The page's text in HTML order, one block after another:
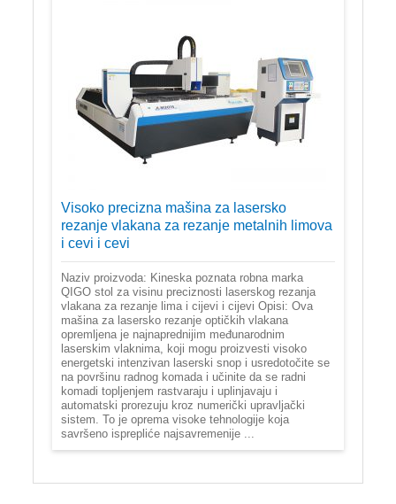
Visoko precizna mašina za lasersko
rezanje vlakana za rezanje metalnih limova
i cevi i cevi
Naziv proizvoda: Kineska poznata robna marka
QIGO stol za visinu preciznosti laserskog rezanja
vlakana za rezanje lima i cijevi i cijevi Opisi: Ova
mašina za lasersko rezanje optičkih vlakana
opremljena je najnaprednijim međunarodnim
laserskim vlaknima, koji mogu proizvesti visoko
energetski intenzivan laserski snop i usredotočite se
na površinu radnog komada i učinite da se radni
komadi topljenjem rastvaraju i uplinjavaju i
automatski prorezuju kroz numerički upravljački
sistem. To je oprema visoke tehnologije koja
savršeno isprepliće najsavremenije ...